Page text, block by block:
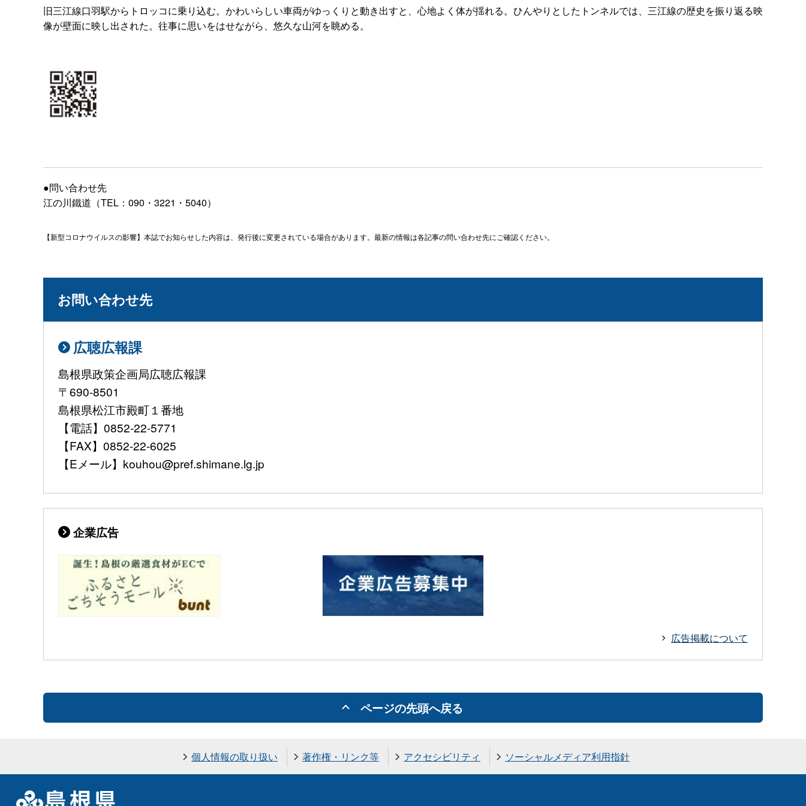
旧三江線口羽駅からトロッコに乗り込む。かわいらしい車両がゆっくりと動き出すと、心地よく体が揺れる。ひんやりとしたトンネルでは、三江線の歴史を振り返る映
像が壁面に映し出された。往事に思いをはせながら、悠久な山河を眺める。
●問い合わせ先
江の川鐵道（TEL：090・3221・5040）
【新型コロナウイルスの影響】本誌でお知らせした内容は、発行後に変更されている場合があります。最新の情報は各記事の問い合わせ先にご確認ください。
お問い合わせ先
広聴広報課
島根県政策企画局広聴広報課
〒690-8501
島根県松江市殿町１番地
【電話】0852-22-5771
【FAX】0852-22-6025
【Eメール】kouhou@pref.shimane.lg.jp
企業広告
広告掲載について
ページの先頭へ戻る
個人情報の取り扱い 著作権・リンク等 アクセシビリティ ソーシャルメディア利用指針